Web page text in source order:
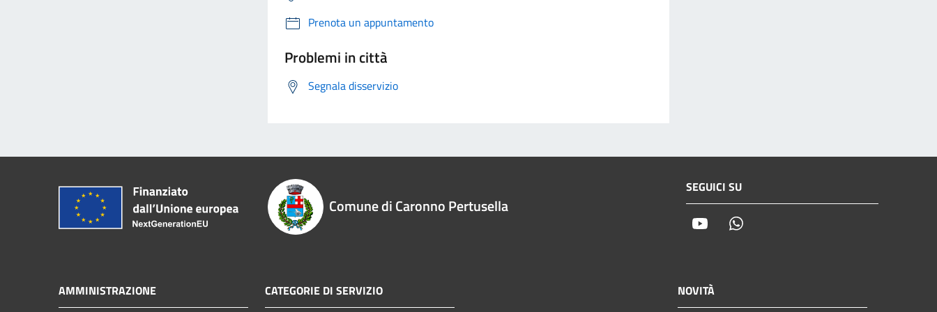
Prenota un appuntamento
Problemi in città
Segnala disservizio
Comune di Caronno Pertusella
SEGUICI SU
Youtube
AMMINISTRAZIONE CATEGORIE DI SERVIZIO NOVITÀ